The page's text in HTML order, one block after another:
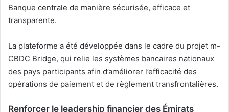
Banque centrale de manière sécurisée, efficace et
transparente.
La plateforme a été développée dans le cadre du projet m-
CBDC Bridge, qui relie les systèmes bancaires nationaux
des pays participants afin d’améliorer l’efficacité des
opérations de paiement et de règlement transfrontalières.
Renforcer le leadership financier des Émirats